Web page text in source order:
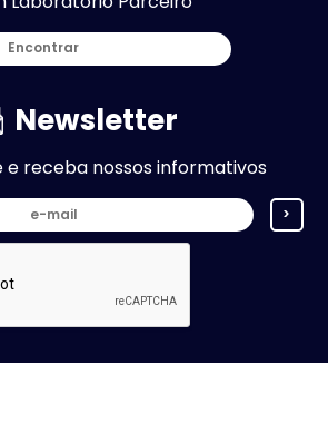
Encontrar
Newsletter
receba nossos informativos
>